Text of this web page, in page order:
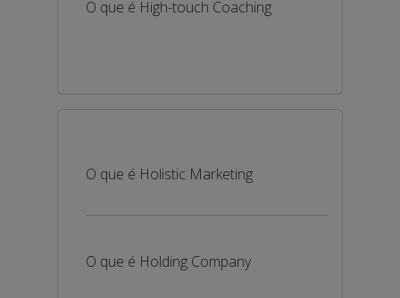
O que é High-touch Coaching
O que é Holistic Marketing
O que é Holding Company